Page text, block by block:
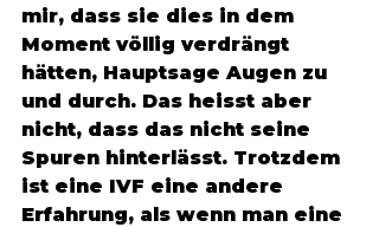
mir, dass sie dies in dem
Moment völlig verdrängt
hätten, Hauptsage Augen zu
und durch. Das heisst aber
nicht, dass das nicht seine
Spuren hinterlässt. Trotzdem
ist eine IVF eine andere
Erfahrung, als wenn man eine